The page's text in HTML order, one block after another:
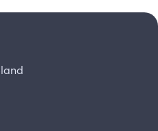
te lezen.
[PDF]